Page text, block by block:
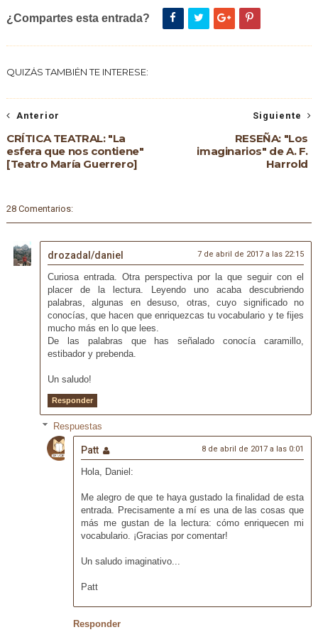
¿Compartes esta entrada?
QUIZÁS TAMBIÉN TE INTERESE:
Siguiente
RESEÑA: "Los
imaginarios" de A. F.
Harrold
Anterior
CRÍTICA TEATRAL: "La
esfera que nos contiene"
[Teatro María Guerrero]
28 Comentarios:
drozadal/daniel 7 de abril de 2017 a las 22:15
Curiosa entrada. Otra perspectiva por la que seguir con el
placer de la lectura. Leyendo uno acaba descubriendo
palabras, algunas en desuso, otras, cuyo significado no
conocías, que hacen que enriquezcas tu vocabulario y te fijes
mucho más en lo que lees.
De las palabras que has señalado conocía caramillo,
estibador y prebenda.
Un saludo!
Responder
Respuestas
Patt 8 de abril de 2017 a las 0:01
Hola, Daniel:
Me alegro de que te haya gustado la finalidad de esta
entrada. Precisamente a mí es una de las cosas que
más me gustan de la lectura: cómo enriquecen mi
vocabulario. ¡Gracias por comentar!
Un saludo imaginativo...
Patt
Responder